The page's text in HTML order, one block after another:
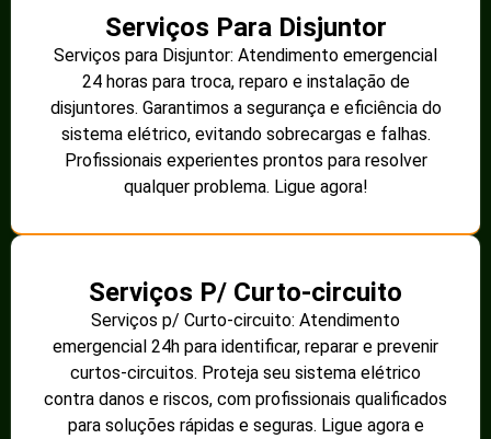
Serviços Para Disjuntor
Serviços para Disjuntor: Atendimento emergencial
24 horas para troca, reparo e instalação de
disjuntores. Garantimos a segurança e eficiência do
sistema elétrico, evitando sobrecargas e falhas.
Profissionais experientes prontos para resolver
qualquer problema. Ligue agora!
Serviços P/ Curto-circuito
Serviços p/ Curto-circuito: Atendimento
emergencial 24h para identificar, reparar e prevenir
curtos-circuitos. Proteja seu sistema elétrico
contra danos e riscos, com profissionais qualificados
para soluções rápidas e seguras. Ligue agora e